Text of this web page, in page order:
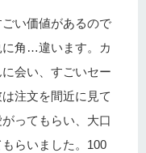
い価値があるので
に角…違います。カ
会い、すごいセー
注文を間近に見て
ってもらい、大口
らいました。100